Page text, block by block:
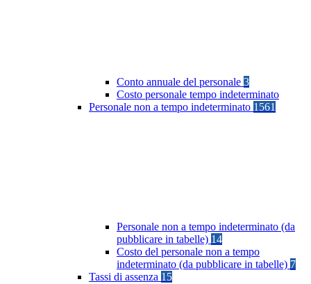
Conto annuale del personale 3
Costo personale tempo indeterminato
Personale non a tempo indeterminato 1561
Personale non a tempo indeterminato (da
pubblicare in tabelle) 14
Costo del personale non a tempo
indeterminato (da pubblicare in tabelle) 7
Tassi di assenza 15